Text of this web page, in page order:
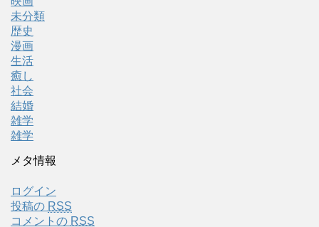
未分類
歴史
漫画
生活
癒し
社会
結婚
雑学
雑学
メタ情報
ログイン
投稿の RSS
コメントの RSS